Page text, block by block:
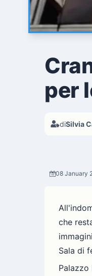
per
diSilvia
08 January
che
Sala di